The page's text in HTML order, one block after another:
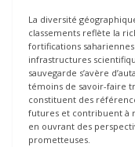
La diversité
classements reflète la
fortifications
infrastructures
sauvegarde s’avère
témoins de savoir-faire
constituent des
futures et contribuent à
en ouvrant des
prometteuses.